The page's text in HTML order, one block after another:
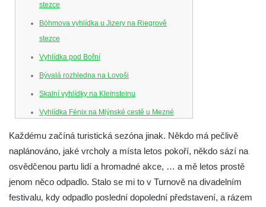
stezce
Böhmova vyhlídka u Jizery na Riegrově
stezce
Vyhlídka pod Bořní
Bývalá rozhledna na Lovoši
Skalní vyhlídky na Kleinsteinu
Vyhlídka Fénix na Mlýnské cestě u Mezné
Vyhlídka na Caspersbergu u
starokatolického kostela Proměnění Páně
ve Varnsdorfu
Vyhlídka u svatého Josefa v Zákupech
Ferdinandova vyhlídka u bývalého
Každému začíná turistická sezóna jinak. Někdo má pečlivě
naplánováno, jaké vrcholy a místa letos pokoří, někdo sází na
osvědčenou partu lidí a hromadné akce, … a mě letos prostě
jenom něco odpadlo. Stalo se mi to v Turnově na divadelním
festivalu, kdy odpadlo poslední dopolední představení, a rázem